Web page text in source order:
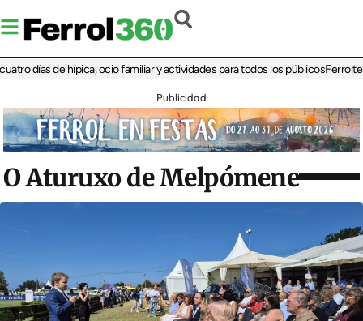
de hípica, ocio familiar y actividades para todos los públicosFerrolterra
Publicidad
O Aturuxo de Melpómene